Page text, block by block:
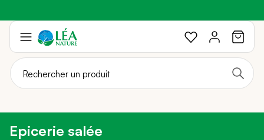
Aller
contenu
Epicerie salée